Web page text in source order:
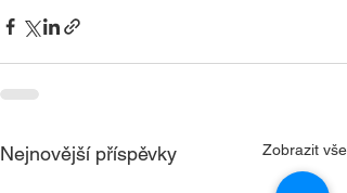
Nejnovější příspěvky Zobrazit vše